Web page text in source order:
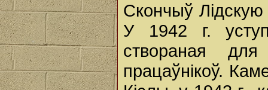
Скончыў
У 1942 г.
створаная
працаўнікоў.